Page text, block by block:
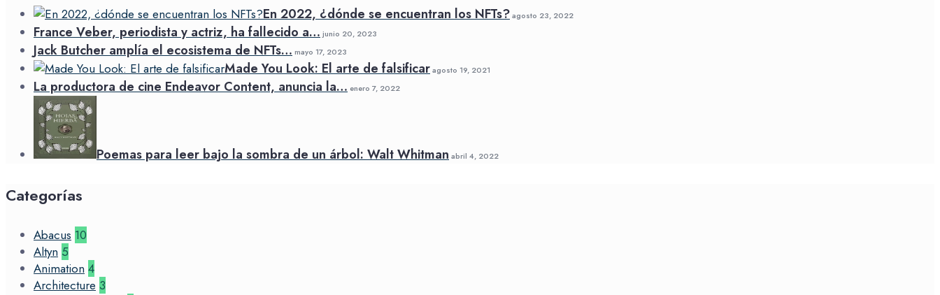
En 2022, ¿dónde se encuentran los NFTs?agosto 23, 2022
France Veber, periodista y actriz, ha fallecido a… junio 20, 2023
Jack Butcher amplía el ecosistema de NFTs… mayo 17, 2023
Made You Look: El arte de falsificaragosto 19, 2021
La productora de cine Endeavor Content, anuncia la… enero 7, 2022
Poemas para leer bajo la sombra de un árbol: Walt Whitman abril 4, 2022
Categorías
Abacus 10
Altyn 5
Animation 4
Architecture 3